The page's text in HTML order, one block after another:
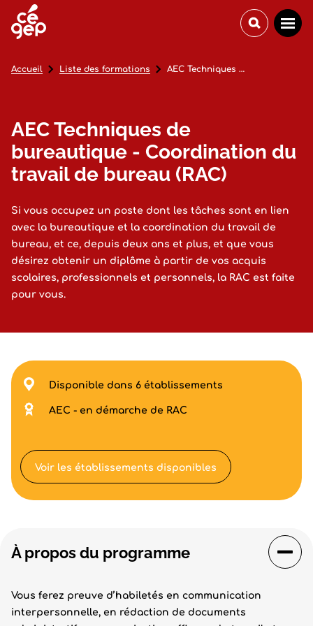
AEC Techniques de
bureautique - Coordination du
travail de bureau (RAC)
Si vous occupez un poste dont les tâches sont en lien
avec la bureautique et la coordination du travail de
bureau, et ce, depuis deux ans et plus, et que vous
désirez obtenir un diplôme à partir de vos acquis
scolaires, professionnels et personnels, la RAC est faite
pour vous.
Accueil Liste des formations AEC Techniques de bureautique - Coordination du travail de bureau (RAC)
À propos du programme
Vous ferez preuve d’habiletés en communication
interpersonnelle, en rédaction de documents
Disponible dans 6 établissements
AEC - en démarche de RAC
Voir les établissements disponibles